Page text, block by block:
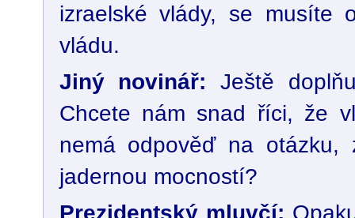
izraelské vlády, se musíte
vládu.
Jiný novinář: Ještě
Chcete nám snad říci, že
nemá odpověď na
jadernou mocností?
Prezidentský mluvčí: